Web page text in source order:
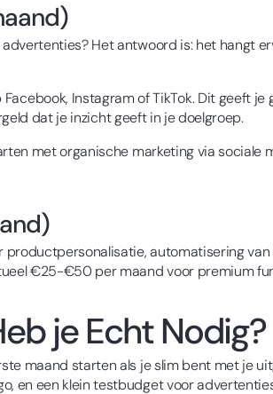
Het antwoord is: het hangt
Instagram of TikTok. Dit geeft
dat je inzicht geeft in je doelgroep.
met organische marketing via sociale
automatisering
€25-€50 per maand voor premium
je Echt Nodig?
maand starten als je slim bent met je
en een klein testbudget voor